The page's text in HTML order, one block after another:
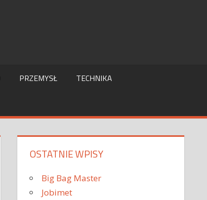
PRZEMYSŁ TECHNIKA
OSTATNIE WPISY
Big Bag Master
Jobimet